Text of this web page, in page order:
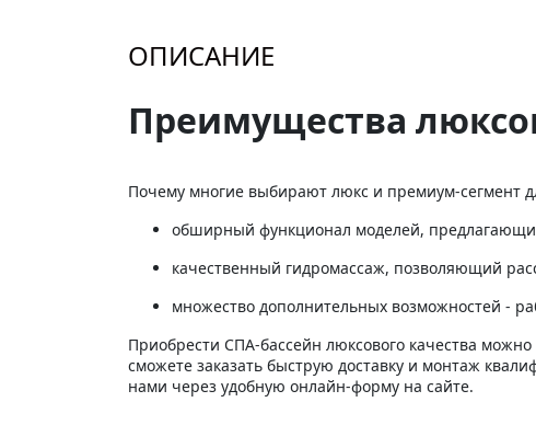
ОПИСАНИЕ
Преимущества
Почему многие выбирают люкс и премиум-сегмент
обширный функционал моделей,
качественный гидромассаж, позволяющий
множество дополнительных возможностей -
Приобрести СПА-бассейн люксового качества
сможете заказать быструю доставку и монтаж
нами через удобную онлайн-форму на сайте.